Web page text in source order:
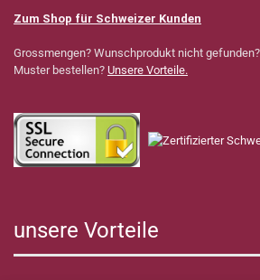
Zum Shop für Schweizer Kunden
Grossmengen? Wunschprodukt nicht gefunden?
Muster bestellen? Unsere Vorteile.
unsere Vorteile